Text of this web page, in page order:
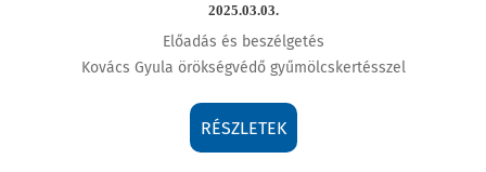
2025.03.03.
Előadás és beszélgetés
Kovács Gyula örökségvédő gyűmölcskertésszel
RÉSZLETEK